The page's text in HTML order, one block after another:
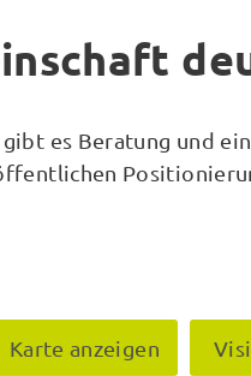
es Beratung und
Karte anzeigen